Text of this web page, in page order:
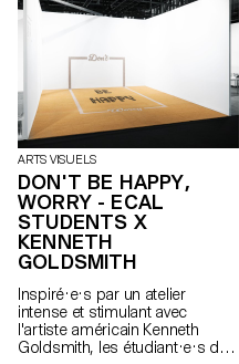
son premier numéro, HUM
Paris pour y déployer son
sommaire à l’échelle du lieu. Un
projet initié par Philippe
Decrauzat, Gallien Déjean et
Stéphane Kropf.
ARTS VISUELS
DON'T BE HAPPY,
WORRY - ECAL
STUDENTS X
KENNETH
GOLDSMITH
Inspiré·e·s par un atelier
intense et stimulant avec
l'artiste américain Kenneth
Goldsmith, les étudiant·e·s du